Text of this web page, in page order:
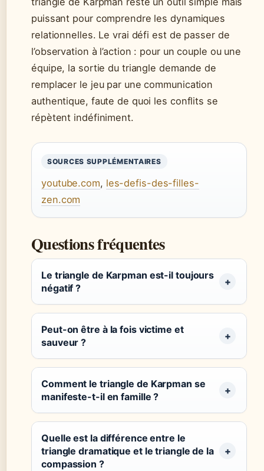
puissant pour comprendre les dynamiques
relationnelles. Le vrai défi est de passer de
l’observation à l’action : pour un couple ou une
équipe, la sortie du triangle demande de
remplacer le jeu par une communication
authentique, faute de quoi les conflits se
répètent indéfiniment.
SOURCES SUPPLÉMENTAIRES
youtube.com, les-defis-des-filles-
zen.com
Questions fréquentes
Le triangle de Karpman est-il toujours
négatif ?
Peut-on être à la fois victime et
sauveur ?
Comment le triangle de Karpman se
manifeste-t-il en famille ?
Quelle est la différence entre le
triangle dramatique et le triangle de la
compassion ?